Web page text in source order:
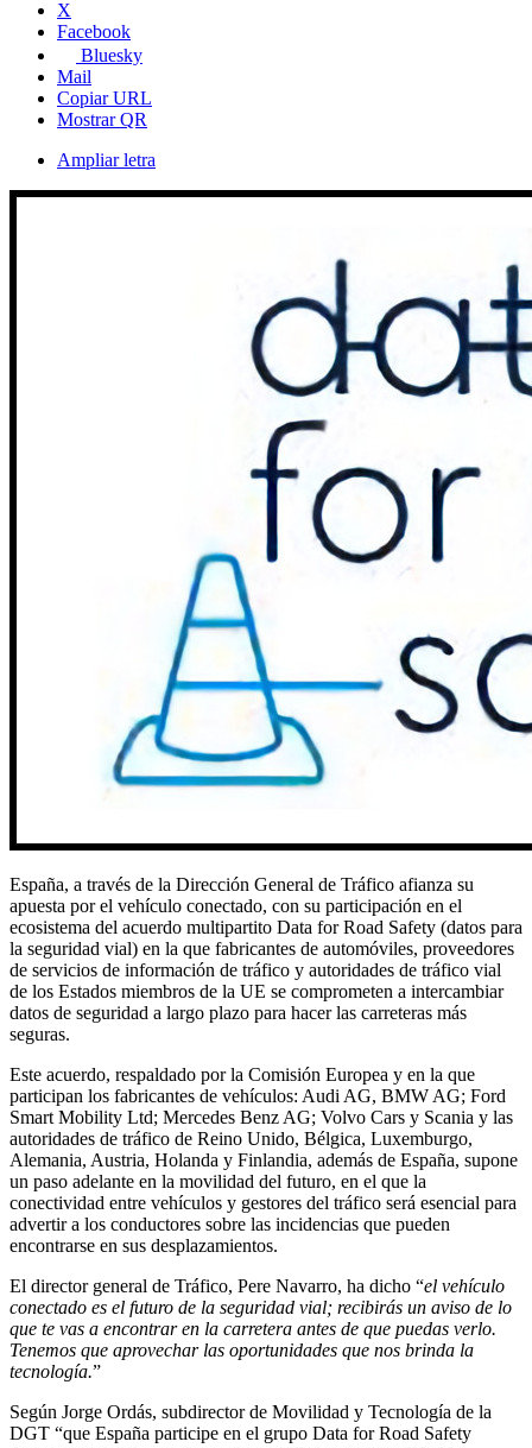
X
Facebook
Bluesky
Mail
Copiar URL
Mostrar QR
Ampliar letra
España, a través de la Dirección General de Tráfico afianza su
apuesta por el vehículo conectado, con su participación en el
ecosistema del acuerdo multipartito Data for Road Safety (datos para
la seguridad vial) en la que fabricantes de automóviles, proveedores
de servicios de información de tráfico y autoridades de tráfico vial
de los Estados miembros de la UE se comprometen a intercambiar
datos de seguridad a largo plazo para hacer las carreteras más
seguras.
Este acuerdo, respaldado por la Comisión Europea y en la que
participan los fabricantes de vehículos: Audi AG, BMW AG; Ford
Smart Mobility Ltd; Mercedes Benz AG; Volvo Cars y Scania y las
autoridades de tráfico de Reino Unido, Bélgica, Luxemburgo,
Alemania, Austria, Holanda y Finlandia, además de España, supone
un paso adelante en la movilidad del futuro, en el que la
conectividad entre vehículos y gestores del tráfico será esencial para
advertir a los conductores sobre las incidencias que pueden
encontrarse en sus desplazamientos.
El director general de Tráfico, Pere Navarro, ha dicho “el vehículo
conectado es el futuro de la seguridad vial; recibirás un aviso de lo
que te vas a encontrar en la carretera antes de que puedas verlo.
Tenemos que aprovechar las oportunidades que nos brinda la
tecnología.”
Según Jorge Ordás, subdirector de Movilidad y Tecnología de la
DGT “que España participe en el grupo Data for Road Safety